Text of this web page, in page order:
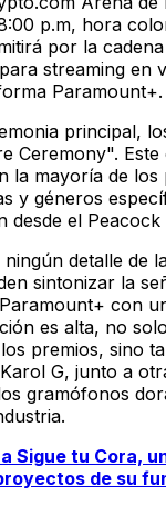
p.m, hora
por la
streaming en
Paramount+.
principal,
Ceremony".
la mayoría de los
y géneros
desde el Peacock
detalle de
sintonizar la
con
es alta, no
premios, sino
G, junto a
gramófonos
Sigue tu Cora,
de su